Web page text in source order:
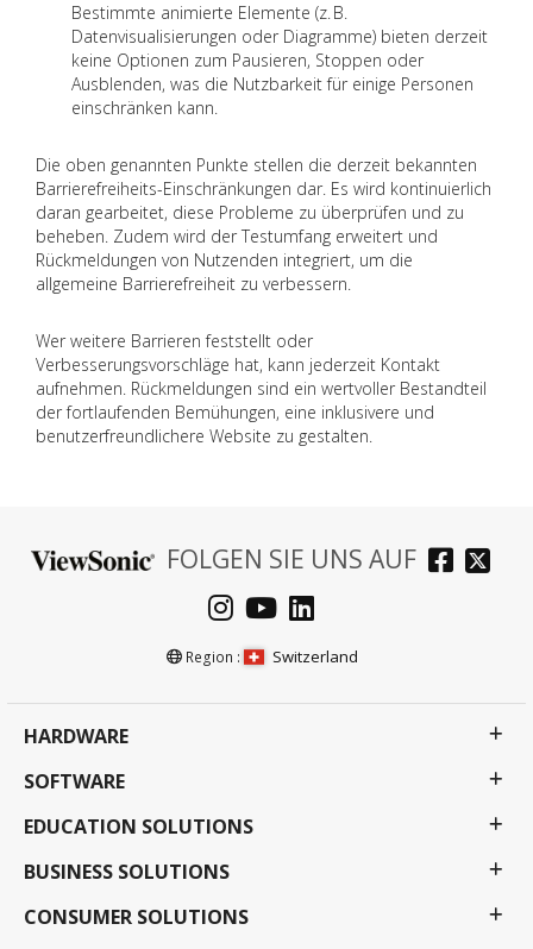
Bestimmte animierte Elemente (z. B.
Datenvisualisierungen oder Diagramme) bieten derzeit
keine Optionen zum Pausieren, Stoppen oder
Ausblenden, was die Nutzbarkeit für einige Personen
einschränken kann.
Die oben genannten Punkte stellen die derzeit bekannten
Barrierefreiheits-Einschränkungen dar. Es wird kontinuierlich
daran gearbeitet, diese Probleme zu überprüfen und zu
beheben. Zudem wird der Testumfang erweitert und
Rückmeldungen von Nutzenden integriert, um die
allgemeine Barrierefreiheit zu verbessern.
Wer weitere Barrieren feststellt oder
Verbesserungsvorschläge hat, kann jederzeit Kontakt
aufnehmen. Rückmeldungen sind ein wertvoller Bestandteil
der fortlaufenden Bemühungen, eine inklusivere und
benutzerfreundlichere Website zu gestalten.
FOLGEN SIE UNS AUF
Region : Switzerland
HARDWARE
SOFTWARE
EDUCATION SOLUTIONS
BUSINESS SOLUTIONS
CONSUMER SOLUTIONS